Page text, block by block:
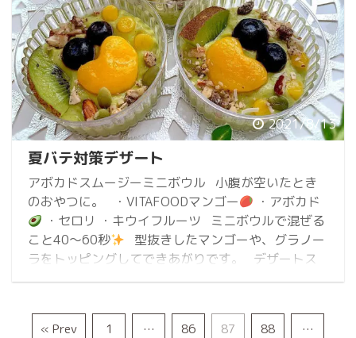
2021/8/13
夏バテ対策デザート
アボカドスムージーミニボウル 小腹が空いたとき
のおやつに。 ・VITAFOODマンゴー
・アボカド
・セロリ ・キウイフルーツ ミニボウルで混ぜる
こと40〜60秒
型抜きしたマンゴーや、グラノー
ラをトッピングしてできあがりです。 デザートス
ムージーでおやつでも栄養補給して夏バテ対策
« Prev 1 … 86 87 88 …